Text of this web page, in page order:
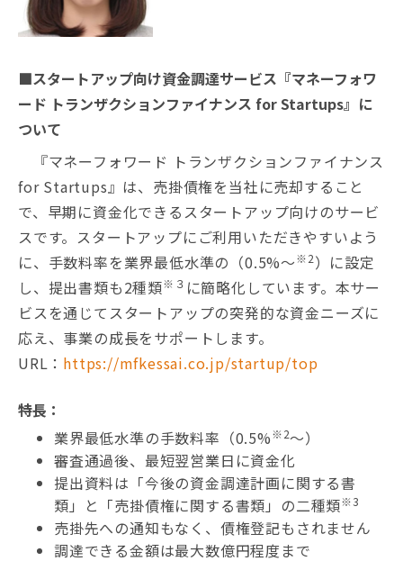
■スタートアップ向け資金調達サービス『マネーフォワ
ード トランザクションファイナンス for Startups』に
ついて
『マネーフォワード トランザクションファイナンス
for Startups』は、売掛債権を当社に売却すること
で、早期に資金化できるスタートアップ向けのサービ
スです。スタートアップにご利用いただきやすいよう
に、手数料率を業界最低水準の（0.5%～※2）に設定
し、提出書類も2種類※３ に簡略化しています。本サー
ビスを通じてスタートアップの突発的な資金ニーズに
応え、事業の成長をサポートします。
URL： https://mfkessai.co.jp/startup/top
特長：
業界最低水準の手数料率（0.5%※2～）
審査通過後、最短翌営業日に資金化
提出資料は「今後の資金調達計画に関する書
類」と「売掛債権に関する書類」の二種類※3
売掛先への通知もなく、債権登記もされません
調達できる金額は最大数億円程度まで